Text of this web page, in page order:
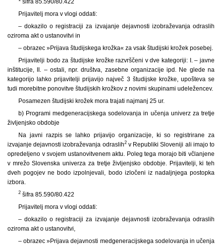
šifra 85.590/80.422
Prijavitelj mora v vlogi oddati:
– dokazilo o registraciji za izvajanje dejavnosti izobraževanja odraslih
oziroma akt o ustanovitvi in
– obrazec »Prijava študijskega krožka« za vsak študijski krožek posebej.
Prijavitelji bodo za študijske krožke razvrščeni v dve kategoriji: I. – javne
inštitucije, II. – ostali, npr. društva, zasebne organizacije ipd. Ne glede na
kategorijo lahko prijavitelji prijavijo največ 3 študijske krožke, upošteva se
tudi morebitne ponovitve študijskih krožkov z novimi skupinami udeležencev.
Posamezen študijski krožek mora trajati najmanj 25 ur.
b) Programi medgeneracijskega sodelovanja in učenja univerz za tretje
življenjsko obdobje
Na javni razpis se lahko prijavijo organizacije, ki so registrirane za
izvajanje dejavnosti izobraževanja odraslih2v Republiki Sloveniji ali imajo to
opredeljeno v svojem ustanovitvenem aktu. Poleg tega morajo biti včlanjene
v mrežo Slovenska univerza za tretje življenjsko obdobje. Prijavitelji, ki teh
dveh pogojev ne bodo izpolnjevali, bodo izločeni iz nadaljnjega postopka
izbora.
2šifra 85.590/80.422
Prijavitelj mora v vlogi oddati:
– dokazilo o registraciji za izvajanje dejavnosti izobraževanja odraslih
oziroma akt o ustanovitvi,
– obrazec »Prijava dejavnosti medgeneracijskega sodelovanja in učenja